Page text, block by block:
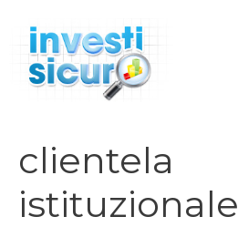
contenuto
clientela
istituzionale